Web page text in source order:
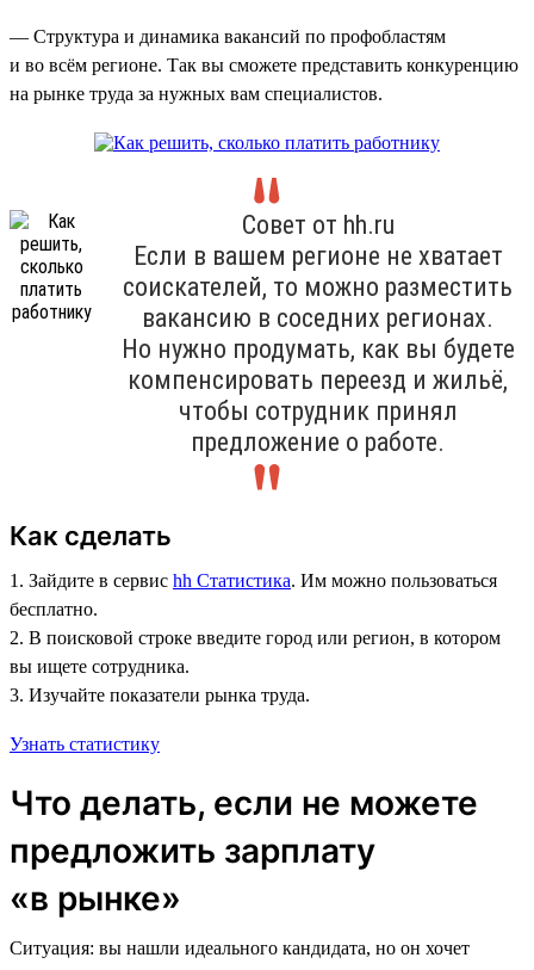
— Структура и динамика вакансий по профобластям
и во всём регионе. Так вы сможете представить конкуренцию
на рынке труда за нужных вам специалистов.
Совет от hh.ru
Если в вашем регионе не хватает
соискателей, то можно разместить
вакансию в соседних регионах.
Но нужно продумать, как вы будете
компенсировать переезд и жильё,
чтобы сотрудник принял
предложение о работе.
Как сделать
1. Зайдите в сервис hh Статистика. Им можно пользоваться
бесплатно.
2. В поисковой строке введите город или регион, в котором
вы ищете сотрудника.
3. Изучайте показатели рынка труда.
Узнать статистику
Что делать, если не можете
предложить зарплату
«в рынке»
Ситуация: вы нашли идеального кандидата, но он хочет